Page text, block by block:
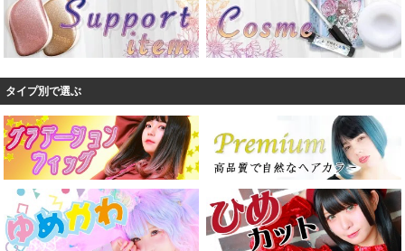
タイプ別で選ぶ